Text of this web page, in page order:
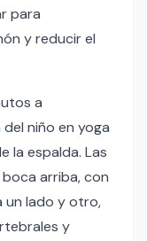
para
y reducir el
a
niño en yoga
la espalda. Las
arriba, con
un lado y otro,
y